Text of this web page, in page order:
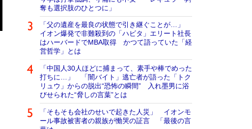
奪も選択肢のひとつに」
「父の遺産を最良の状態で引き継ぐことが…」
イオン爆発で非難殺到の「ハビタ」エリート社長
はハーバードでMBA取得 かつて語っていた「経
営哲学」とは
「中国人30人ほどに捕まって、素手や棒でめった
打ちに…」 「闇バイト」逃亡者が語った「トク
リュウ」からの脱出“恐怖の瞬間” 入れ墨男に浴
びせられた“脅しの言葉”とは
「そもそも会社のせいで起きた人災」 イオンモ
ール事故被害者の親族が慟哭の証言 「最後の言